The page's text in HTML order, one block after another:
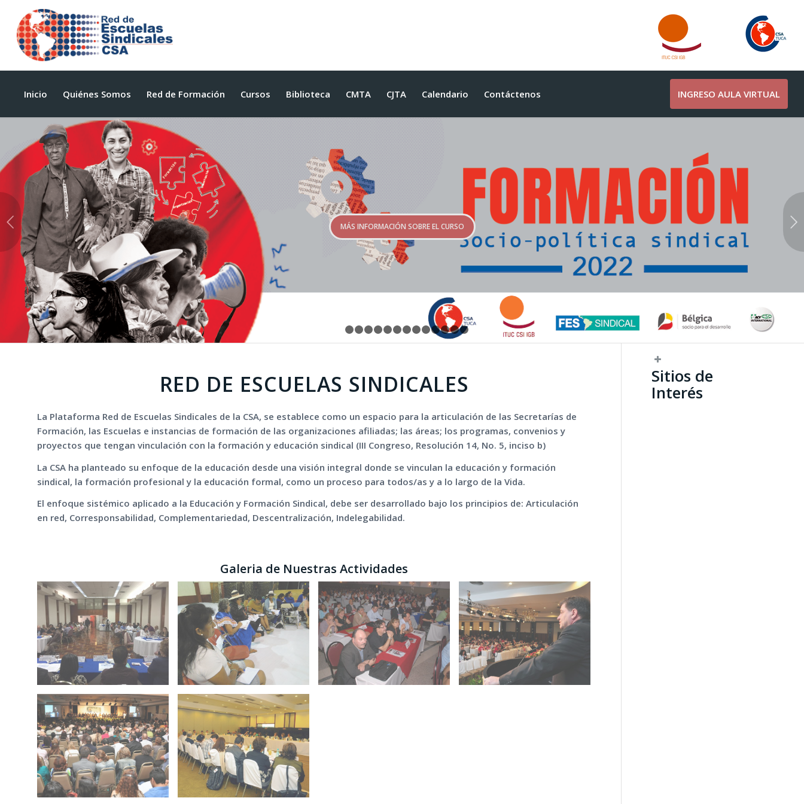
Inicio Quiénes Somos Red de Formación Cursos Biblioteca CMTA CJTA Calendario Contáctenos INGRESO AULA VIRTUAL
MÁS INFORMACIÓN SOBRE EL CURSO Posterior
1 2 3 4 5 6 7 8 11121314
RED DE ESCUELAS SINDICALES
La Plataforma Red de Escuelas Sindicales de la CSA, se establece como un espacio para la articulación de las Secretarías de
Formación, las Escuelas e instancias de formación de las organizaciones afiliadas; las áreas; los programas, convenios y
proyectos que tengan vinculación con la formación y educación sindical (III Congreso, Resolución 14, No. 5, inciso b)
La CSA ha planteado su enfoque de la educación desde una visión integral donde se vinculan la educación y formación
sindical, la formación profesional y la educación formal, como un proceso para todos/as y a lo largo de la Vida.
El enfoque sistémico aplicado a la Educación y Formación Sindical, debe ser desarrollado bajo los principios de: Articulación
en red, Corresponsabilidad, Complementariedad, Descentralización, Indelegabilidad.
Galeria de Nuestras Actividades
Sitios de
Interés